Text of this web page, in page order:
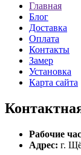
Главная
Блог
Доставка
Оплата
Контакты
Замер
Установка
Карта сайта
Рабочие
Адрес: г.